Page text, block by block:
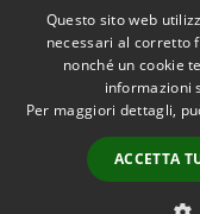
Accessibilità
Questo sito web
necessari al corretto
nonché un cookie
informazioni
Per maggiori dettagli,
ACCETTA